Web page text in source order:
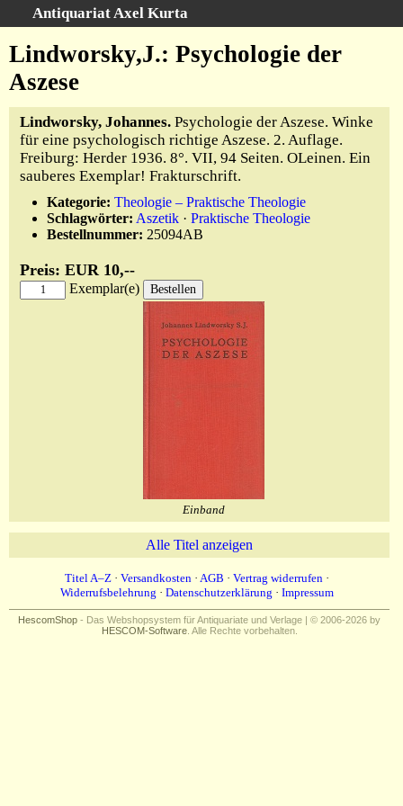
Antiquariat Axel Kurta
Sachgebiete
Schlagwörter
Kataloge
Ankauf
Warenkorb
Geschäftschronik
Lindworsky,J.: Psychologie der
Aszese
Lindworsky, Johannes. Psychologie der Aszese. Winke
für eine psychologisch richtige Aszese. 2. Auflage.
Freiburg: Herder 1936. 8°. VII, 94 Seiten. OLeinen. Ein
sauberes Exemplar! Frakturschrift.
Kategorie: Theologie – Praktische Theologie
Schlagwörter: Aszetik · Praktische Theologie
Bestellnummer: 25094AB
Preis: EUR 10,--
Exemplar(e)
Einband
Alle Titel anzeigen
Titel A–Z · Versandkosten · AGB · Vertrag widerrufen ·
Widerrufsbelehrung · Datenschutzerklärung · Impressum
HescomShop - Das Webshopsystem für Antiquariate und Verlage | © 2006-2026 by
HESCOM-Software. Alle Rechte vorbehalten.